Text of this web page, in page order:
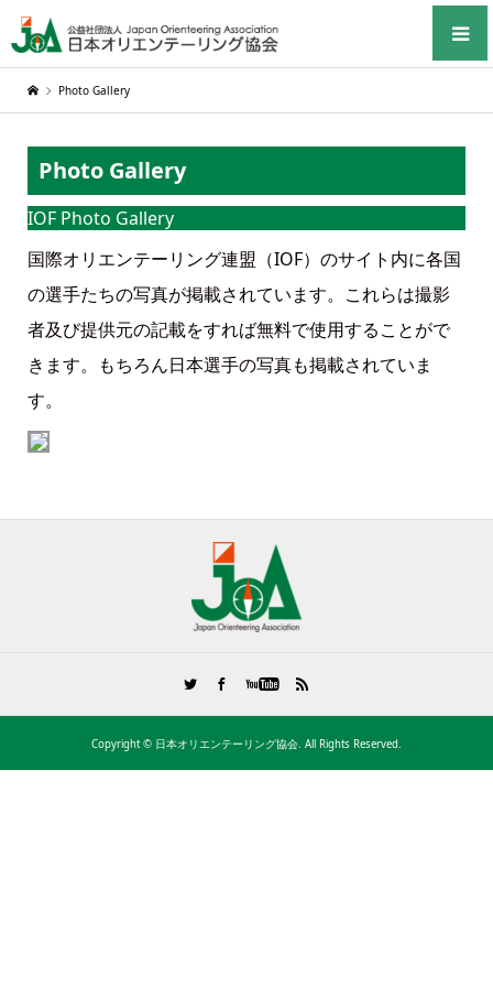
Photo Gallery
Photo Gallery
IOF Photo Gallery
国際オリエンテーリング連盟（IOF）のサイト内に各国
の選手たちの写真が掲載されています。これらは撮影
者及び提供元の記載をすれば無料で使用することがで
きます。もちろん日本選手の写真も掲載されていま
す。
Copyright © 日本オリエンテーリング協会. All Rights Reserved.